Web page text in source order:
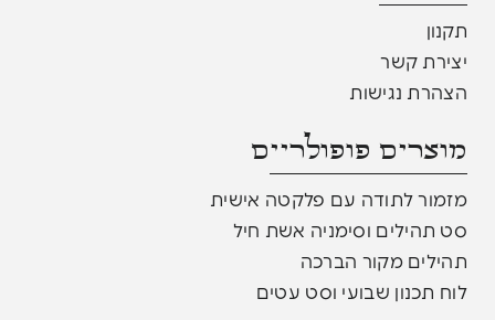
תקנון
יצירת קשר
הצהרת נגישות
מוצרים פופולריים​
מזמור לתודה עם פלקטה אישית
סט תהילים וסימניה אשת חיל
תהילים מקור הברכה
לוח תכנון שבועי וסט עטים